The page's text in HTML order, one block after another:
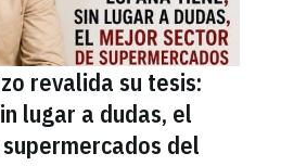
revalida su tesis:
lugar a dudas, el
del